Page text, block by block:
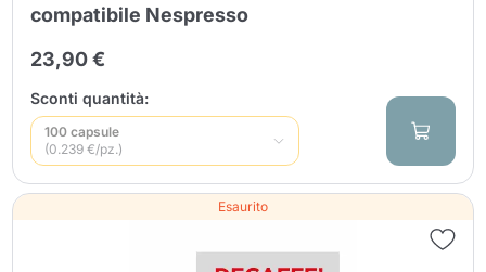
compatibile Nespresso
23,90 €
Sconti quantità:
100 capsule
(0.239 €/pz.)
Esaurito